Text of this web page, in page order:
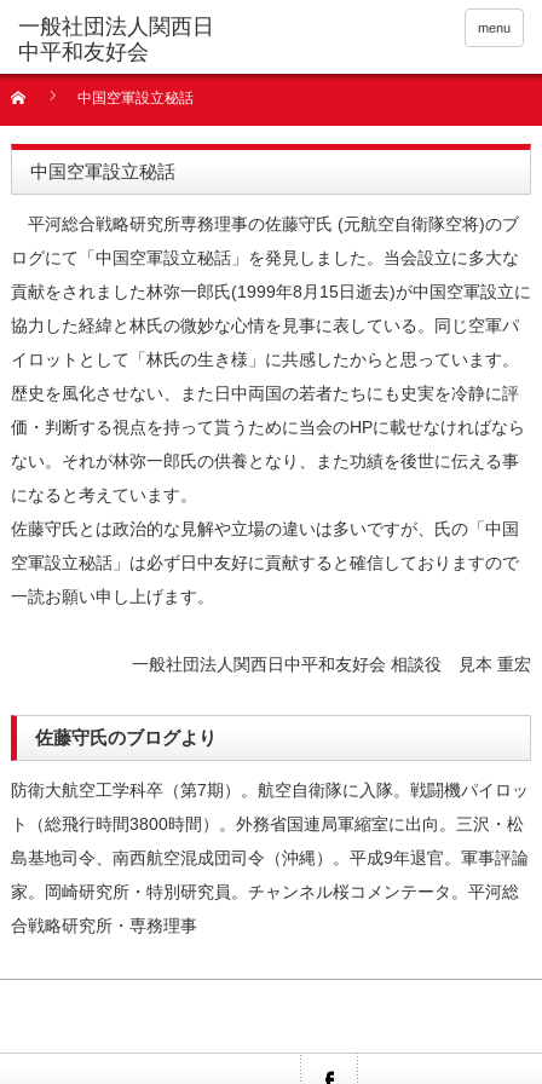
menu
中国空軍設立秘話
中国空軍設立秘話
平河総合戦略研究所専務理事の佐藤守氏 (元航空自衛隊空将)のブ
ログにて「中国空軍設立秘話」を発見しました。当会設立に多大な
貢献をされました林弥一郎氏(1999年8月15日逝去)が中国空軍設立に
協力した経緯と林氏の微妙な心情を見事に表している。同じ空軍パ
イロットとして「林氏の生き様」に共感したからと思っています。
歴史を風化させない、また日中両国の若者たちにも史実を冷静に評
価・判断する視点を持って貰うために当会のHPに載せなければなら
ない。それが林弥一郎氏の供養となり、また功績を後世に伝える事
になると考えています。
佐藤守氏とは政治的な見解や立場の違いは多いですが、氏の「中国
空軍設立秘話」は必ず日中友好に貢献すると確信しておりますので
一読お願い申し上げます。
一般社団法人関西日中平和友好会 相談役 見本 重宏
佐藤守氏のブログより
防衛大航空工学科卒（第7期）。航空自衛隊に入隊。戦闘機パイロッ
ト（総飛行時間3800時間）。外務省国連局軍縮室に出向。三沢・松
島基地司令、南西航空混成団司令（沖縄）。平成9年退官。軍事評論
家。岡崎研究所・特別研究員。チャンネル桜コメンテータ。平河総
合戦略研究所・専務理事